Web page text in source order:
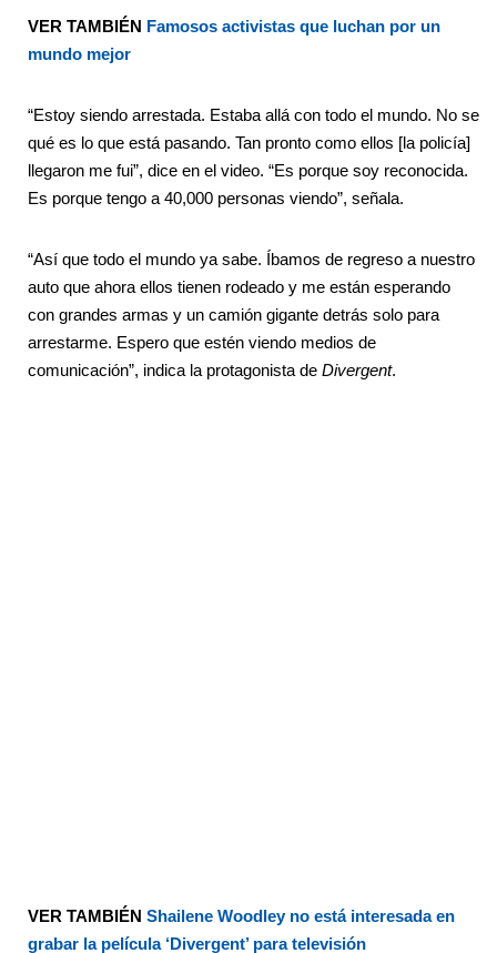
VER TAMBIÉN Famosos activistas que luchan por un
mundo mejor
“Estoy siendo arrestada. Estaba allá con todo el mundo. No se
qué es lo que está pasando. Tan pronto como ellos [la policía]
llegaron me fui”, dice en el video. “Es porque soy reconocida.
Es porque tengo a 40,000 personas viendo”, señala.
“Así que todo el mundo ya sabe. Íbamos de regreso a nuestro
auto que ahora ellos tienen rodeado y me están esperando
con grandes armas y un camión gigante detrás solo para
arrestarme. Espero que estén viendo medios de
comunicación”, indica la protagonista de Divergent.
VER TAMBIÉN Shailene Woodley no está interesada en
grabar la película ‘Divergent’ para televisión